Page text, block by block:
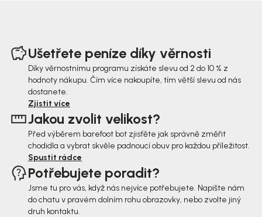
Ušetřete peníze díky věrnosti
Díky věrnostnímu programu získáte slevu od 2 do 10 % z
hodnoty nákupu. Čím více nakoupíte, tím větší slevu od nás
dostanete.
Zjistit více
Jakou zvolit velikost?
Před výběrem barefoot bot zjisťěte jak správně změřit
chodidla a vybrat skvěle padnoucí obuv pro každou příležitost.
Spustit rádce
Potřebujete poradit?
Jsme tu pro vás, když nás nejvíce potřebujete. Napište nám
do chatu v pravém dolním rohu obrazovky, nebo zvolte jiný
druh kontaktu.